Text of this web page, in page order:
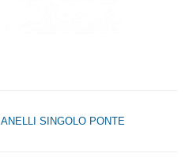
ANELLI SINGOLO PONTE